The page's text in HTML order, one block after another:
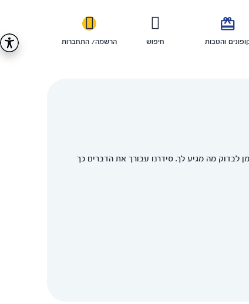

והטבות חיפוש הרשמה/ התחברות
לבדוק מה מגיע לך. סידרנו עבורך את הדברים כך